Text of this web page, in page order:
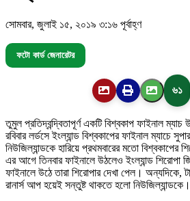
সোমবার, জুলাই ১৫, ২০১৯ ৩:১৬ পূর্বাহ্ণ
ফটো কার্ড জেনারেটর
৬১
তুমুল প্রতিদ্বন্দ্বিতাপূর্ণ একটি বিশ্বকাপ ফাইনাল
রবিবার লর্ডসে ইংল্যান্ড বিশ্বকাপের ফাইনাল ম্যাচে
নিউজিল্যান্ডকে হারিয়ে প্রথমবারের মতো বিশ্বকাপের
এর আগে তিনবার ফাইনালে উঠলেও ইংল্যান্ড শিরোপা
ফাইনালে উঠে তারা শিরোপার দেখা পেল। অন্যদিকে,
রানার্স আপ হয়েই সন্তুষ্ট থাকতে হলো নিউজিল্যান্ডকে।